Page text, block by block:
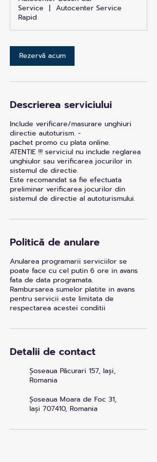
n
Service | Autocenter Service
Rapid
Rezervă acum
Descrierea serviciului
Include verificare/masurare unghiuri
directie autoturism. -
pachet promo cu plata online.
ATENTIE !!! serviciul nu include reglarea
unghiulor sau verificarea jocurilor in
sistemul de directie.
Este recomandat sa fie efectuata
preliminar verificarea jocurilor din
sistemul de directie al autoturismului.
Politică de anulare
Anularea programarii serviciilor se
poate face cu cel putin 6 ore in avans
fata de data programata.
Rambursarea sumelor platite in avans
pentru servicii este limitata de
respectarea acestei conditii
Detalii de contact
Șoseaua Păcurari 157, Iași,
Romania
Șoseaua Moara de Foc 31,
Iași 707410, Romania